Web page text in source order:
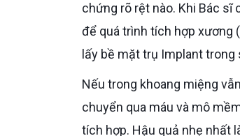
chứng rõ rệt nào. Khi Bác
để quá trình tích hợp xương
lấy bề mặt trụ Implant
Nếu trong khoang miệng vẫn còn tồn tại một ổ nhiễm khuẩn từ chiếc răng khôn, vi khuẩn có thể di
chuyển qua máu và mô
tích hợp. Hậu quả nhẹ nhất